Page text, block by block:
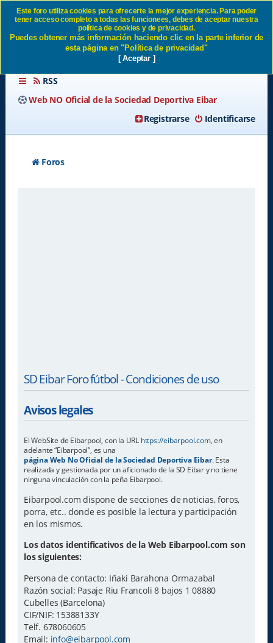
Condiciones de uso SD Eibar
RSS
Web NO Oficial de la Sociedad Deportiva Eibar
Identificarse
Registrarse
Foros
SD Eibar Foro fútbol - Condiciones de uso
Avisos legales
El WebSite de Eibarpool, con la URL https://eibarpool.com, en
adelante “Eibarpool”, es una
página Web No Oficial de la Sociedad Deportiva Eibar. Esta
realizada y gestionada por un aficionado de la SD Eibar y no tiene
ninguna vinculación con la peña Eibarpool.
Eibarpool.com dispone de secciones de noticias, foros,
porra, etc.. donde es posible la lectura y participación
en los mismos.
Los datos identificativos de la Web Eibarpool.com son
los siguientes:
Persona de contacto: Iñaki Barahona Ormazabal
Razón social: Pasaje Riu Francoli 8 bajos 1 08880
Cubelles (Barcelona)
CIF/NIF: 15388133Y
Telf. 678060605
Email: info@eibarpool.com
Este foro utiliza cookies para ofrecerte la mejor experiencia. Para poder
tener acceso completo a todas las funcionees, debes de aceptar nuestra
política de cookies y de privacidad.
Puedes obtener más información haciendo clic en la parte inferior de
esta página en "Política de privacidad"
[ Aceptar ]